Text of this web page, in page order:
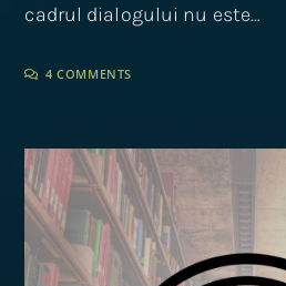
cadrul dialogului nu este…
4 COMMENTS